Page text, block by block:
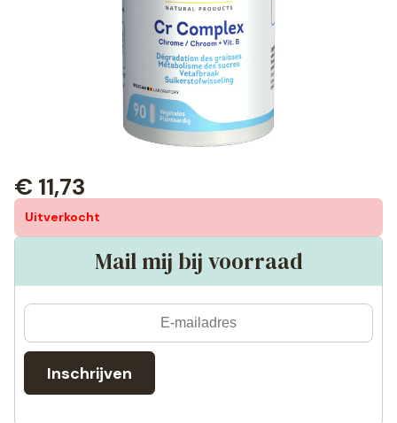
Uitverkocht
€ 11,73
Mail mij bij voorraad
Inschrijven